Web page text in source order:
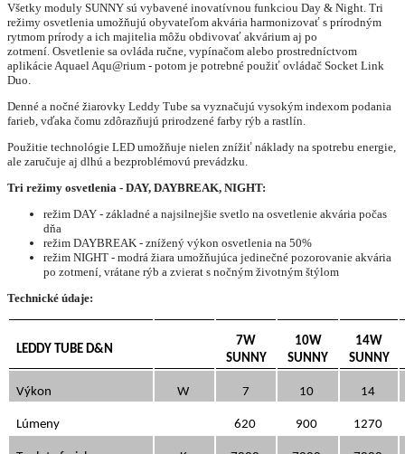
Všetky moduly SUNNY sú vybavené inovatívnou funkciou Day & Night. Tri
režimy osvetlenia umožňujú obyvateľom akvária harmonizovať s prírodným
rytmom prírody a ich majitelia môžu obdivovať akvárium aj po
zotmení. Osvetlenie sa ovláda ručne, vypínačom alebo prostredníctvom
aplikácie Aquael Aqu@rium - potom je potrebné použiť ovládač Socket Link
Duo.
Denné a nočné žiarovky Leddy Tube sa vyznačujú vysokým indexom podania
farieb, vďaka čomu zdôrazňujú prirodzené farby rýb a rastlín.
Použitie technológie LED umožňuje nielen znížiť náklady na spotrebu energie,
ale zaručuje aj dlhú a bezproblémovú prevádzku.
Tri režimy osvetlenia - DAY, DAYBREAK, NIGHT:
režim DAY - základné a najsilnejšie svetlo na osvetlenie akvária počas
dňa
režim DAYBREAK - znížený výkon osvetlenia na 50%
režim NIGHT - modrá žiara umožňujúca jedinečné pozorovanie akvária
po zotmení, vrátane rýb a zvierat s nočným životným štýlom
Technické údaje:
LEDDY TUBE D&N
7W
SUNNY
10W
SUNNY
14W
SUNNY
Výkon W 7 10 14
Lúmeny 620 900 1270